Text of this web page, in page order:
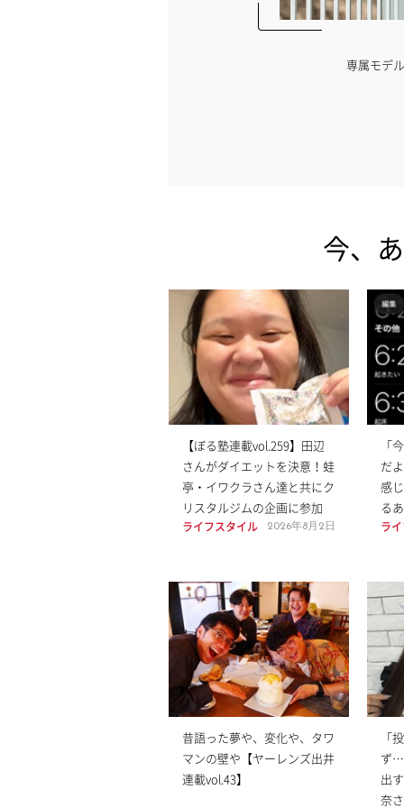
今、
【ぼる塾連載vol.259】田辺
さんがダイエットを決意！蛙
亭・イワクラさん達と共にク
リスタルジムの企画に参加
ライフスタイル 2026年8月2日
「
だ
感
る
ラ
昔語った夢や、変化や、タワ
マンの壁や【ヤーレンズ出井
連載vol.43】
「
ず…
出
奈